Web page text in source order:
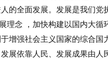
的全面发展。发展是我们
理念 ，加快构建以国内大
增强社会主义国家的综合
展依靠人民、发展成果由人